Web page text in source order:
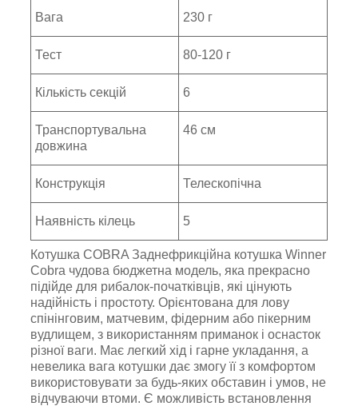
Вага 230 г
Тест 80-120 г
Кількість секцій 6
Транспортувальна
довжина
46 см
Конструкція Телескопічна
Наявність кілець 5
Котушка COBRA Заднефрикційна котушка Winner
Cobra чудова бюджетна модель, яка прекрасно
підійде для рибалок-початківців, які цінують
надійність і простоту. Орієнтована для лову
спінінговим, матчевим, фідерним або пікерним
вудлищем, з використанням приманок і оснасток
різної ваги. Має легкий хід і гарне укладання, а
невелика вага котушки дає змогу її з комфортом
використовувати за будь-яких обставин і умов, не
відчуваючи втоми. Є можливість встановлення